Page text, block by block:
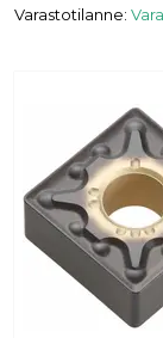
Varastotilanne: